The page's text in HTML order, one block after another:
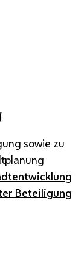
sowie zu
Beteiligung